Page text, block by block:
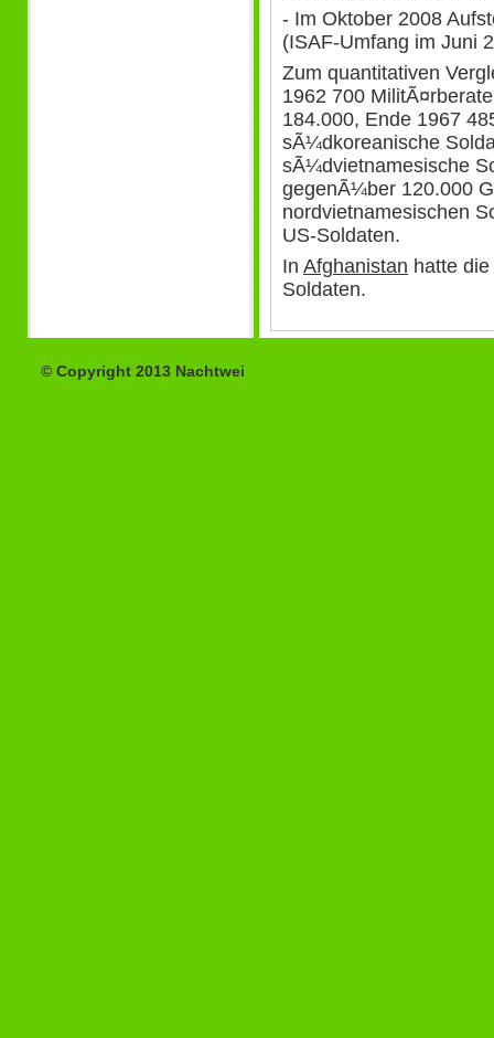
- Im Oktober 2008
(ISAF-Umfang im Juni
Zum quantitativen
1962 700
184.000, Ende 1967
sÃ¼dkoreanische
sÃ¼dvietnamesische
gegenÃ¼ber 120.000
nordvietnamesischen
US-Soldaten.
In Afghanistan hatte
Soldaten.
© Copyright 2013 Nachtwei